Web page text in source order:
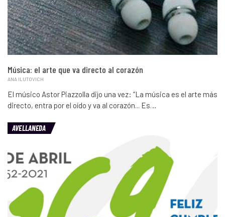
Música: el arte que va directo al corazón
ANA ILUTOVICH
El músico Astor Piazzolla dijo una vez: “La música es el arte más
directo, entra por el oído y va al corazón... Es…
AVELLANEDA